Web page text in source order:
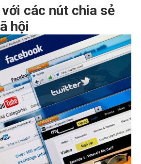
các nút chia sẻ
hội